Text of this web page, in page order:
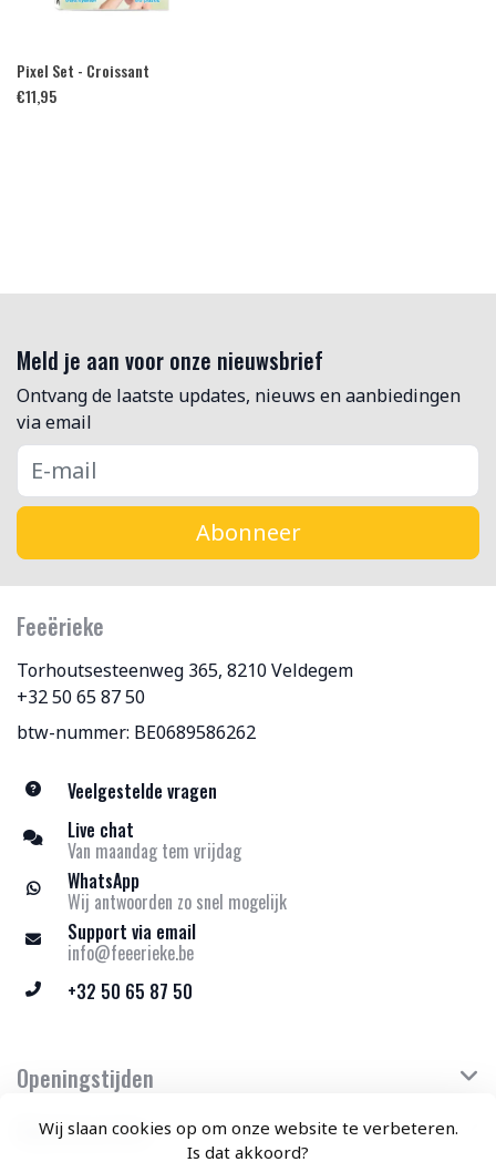
Wij slaan cookies op om onze website te verbeteren.
Is dat akkoord?
Pixel Set - Croissant
€11,95
Meld je aan voor onze nieuwsbrief
Ontvang de laatste updates, nieuws en aanbiedingen
via email
Abonneer
Feeërieke
Torhoutsesteenweg 365, 8210 Veldegem
+32 50 65 87 50
btw-nummer: BE0689586262
Veelgestelde vragen
Live chat
Van maandag tem vrijdag
WhatsApp
Wij antwoorden zo snel mogelijk
Support via email
info@feeerieke.be
+32 50 65 87 50
Openingstijden
Klantenservice